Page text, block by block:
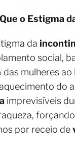
o Estigma
da
social,
das mulheres
do
imprevisíveis
por receio de